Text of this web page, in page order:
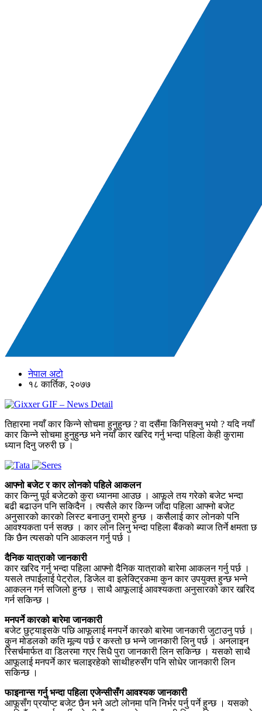
नेपाल अटो
१८ कार्तिक, २०७७
तिहारमा नयाँ कार किन्ने सोचमा हुनुहुन्छ ? वा दसैंमा किनिसक्नु भयो ? यदि नयाँ
कार किन्ने सोचमा हुनुहुन्छ भने नयाँ कार खरिद गर्नु भन्दा पहिला केही कुरामा
ध्यान दिनु जरुरी छ ।
आफ्नो बजेट र कार लोनको पहिले आकलन
कार किन्नु पूर्व बजेटको कुरा ध्यानमा आउछ । आफूले तय गरेको बजेट भन्दा
बढी बढाउन पनि सकिदैन । त्यसैले कार किन्न जाँदा पहिला आफ्नो बजेट
अनुसारको कारको लिस्ट बनाउनु राम्रो हुन्छ । कसैलाई कार लोनको पनि
आवश्यकता पर्न सक्छ । कार लोन लिनु भन्दा पहिला बैंकको ब्याज तिर्ने क्षमता छ
कि छैन त्यसको पनि आकलन गर्नु पर्छ ।
दैनिक यात्राको जानकारी
कार खरिद गर्नु भन्दा पहिला आफ्नो दैनिक यात्राको बारेमा आकलन गर्नु पर्छ ।
यसले तपाईलाई पेट्रोल, डिजेल वा इलेक्ट्रिकमा कुन कार उपयुक्त हुन्छ भन्ने
आकलन गर्न सजिलो हुन्छ । साथै आफूलाई आवश्यकता अनुसारको कार खरिद
गर्न सकिन्छ ।
मनपर्ने कारको बारेमा जानकारी
बजेट छुट्याइसके पछि आफूलाई मनपर्ने कारको बारेमा जानकारी जुटाउनु पर्छ ।
कुन मोडलको कति मूल्य पर्छ र कस्तो छ भन्ने जानकारी लिनु पर्छ । अनलाइन
रिसर्चमार्फत वा डिलरमा गएर सिधै पुरा जानकारी लिन सकिन्छ । यसको साथै
आफूलाई मनपर्ने कार चलाइरहेको साथीहरुसँग पनि सोधेर जानकारी लिन
सकिन्छ ।
फाइनान्स गर्नु भन्दा पहिला एजेन्सीसँग आवश्यक जानकारी
आफूसँग प्रर्याप्ट बजेट छैन भने अटो लोनमा पनि निर्भर पर्नु पर्ने हुन्छ । यसको